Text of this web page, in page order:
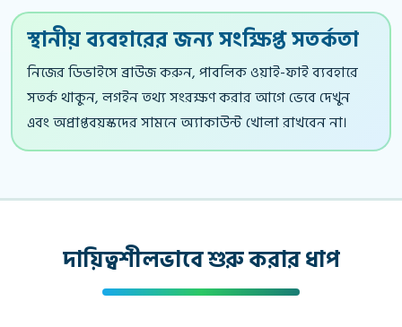
স্থানীয় ব্যবহারের জন্য সংক্ষিপ্ত সতর্কতা
নিজের ডিভাইসে ব্রাউজ করুন, পাবলিক ওয়াই-ফাই ব্যবহারে
সতর্ক থাকুন, লগইন তথ্য সংরক্ষণ করার আগে ভেবে দেখুন
এবং অপ্রাপ্তবয়স্কদের সামনে অ্যাকাউন্ট খোলা রাখবেন না।
দায়িত্বশীলভাবে শুরু করার ধাপ